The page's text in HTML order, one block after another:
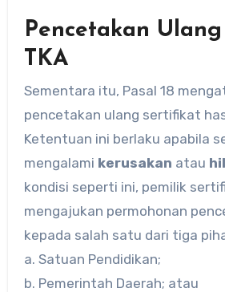
Pencetakan
TKA
Sementara itu, Pasal 18
pencetakan ulang sertifikat
Ketentuan ini berlaku apabila
mengalami kerusakan atau
kondisi seperti ini, pemilik
mengajukan permohonan
kepada salah satu dari tiga
a. Satuan Pendidikan;
b. Pemerintah Daerah; atau